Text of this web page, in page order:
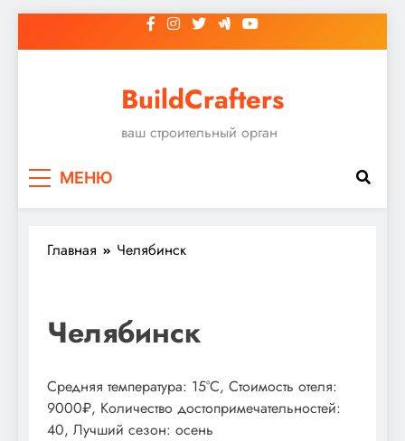
к
BuildCrafters
ваш строительный орган
МЕНЮ
Главная Челябинск
Челябинск
Средняя температура: 15°C, Стоимость отеля:
9000₽, Количество достопримечательностей:
40, Лучший сезон: осень